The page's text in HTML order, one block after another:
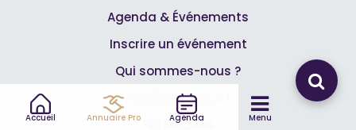
Accueil Annuaire Pro Agenda Menu
Agenda & Événements
Inscrire un événement
Qui sommes-nous ?
Rejoignez-nous !
Partenaires